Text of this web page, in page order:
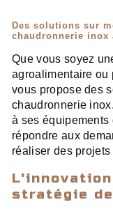
Des solutions sur
chaudronnerie inox
Que vous soyez
agroalimentaire ou
vous propose des
chaudronnerie
à ses équipements
répondre aux
réaliser des
stratégie de